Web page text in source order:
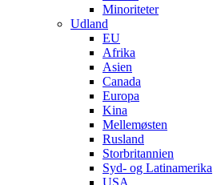
Minoriteter
Udland
EU
Afrika
Asien
Canada
Europa
Kina
Mellemøsten
Rusland
Storbritannien
Syd- og Latinamerika